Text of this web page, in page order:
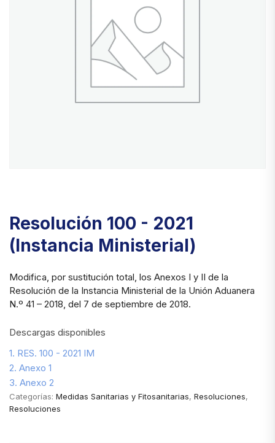
Resolución 100 - 2021
(Instancia Ministerial)
Modifica, por sustitución total, los Anexos I y II de la
Resolución de la Instancia Ministerial de la Unión Aduanera
N.º 41 – 2018, del 7 de septiembre de 2018.
Descargas disponibles
1. RES. 100 - 2021 IM
2. Anexo 1
3. Anexo 2
Categorías: Medidas Sanitarias y Fitosanitarias, Resoluciones,
Resoluciones